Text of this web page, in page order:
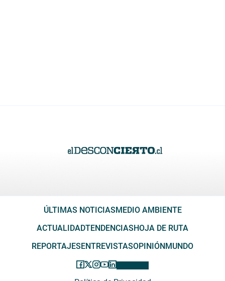
ÚLTIMAS NOTICIASMEDIO AMBIENTE
ACTUALIDADTENDENCIASHOJA DE RUTA
REPORTAJESENTREVISTASOPINIÓNMUNDO